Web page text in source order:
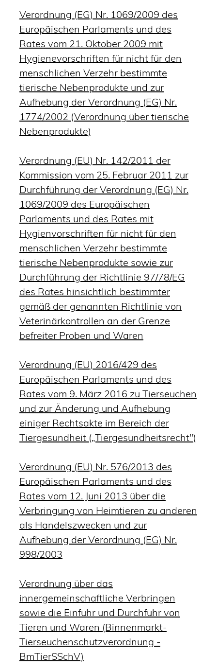
Verordnung (EG) Nr. 1069/2009 des
Europäischen Parlaments und des
Rates vom 21. Oktober 2009 mit
Hygienevorschriften für nicht für den
menschlichen Verzehr bestimmte
tierische Nebenprodukte und zur
Aufhebung der Verordnung (EG) Nr.
1774/2002 (Verordnung über tierische
Nebenprodukte)
Verordnung (EU) Nr. 142/2011 der
Kommission vom 25. Februar 2011 zur
Durchführung der Verordnung (EG) Nr.
1069/2009 des Europäischen
Parlaments und des Rates mit
Hygienvorschriften für nicht für den
menschlichen Verzehr bestimmte
tierische Nebenprodukte sowie zur
Durchführung der Richtlinie 97/78/EG
des Rates hinsichtlich bestimmter
gemäß der genannten Richtlinie von
Veterinärkontrollen an der Grenze
befreiter Proben und Waren
Verordnung (EU) 2016/429 des
Europäischen Parlaments und des
Rates vom 9. März 2016 zu Tierseuchen
und zur Änderung und Aufhebung
einiger Rechtsakte im Bereich der
Tiergesundheit („Tiergesundheitsrecht")
Verordnung (EU) Nr. 576/2013 des
Europäischen Parlaments und des
Rates vom 12. Juni 2013 über die
Verbringung von Heimtieren zu anderen
als Handelszwecken und zur
Aufhebung der Verordnung (EG) Nr.
998/2003
Verordnung über das
innergemeinschaftliche Verbringen
sowie die Einfuhr und Durchfuhr von
Tieren und Waren (Binnenmarkt-
Tierseuchenschutzverordnung -
BmTierSSchV)